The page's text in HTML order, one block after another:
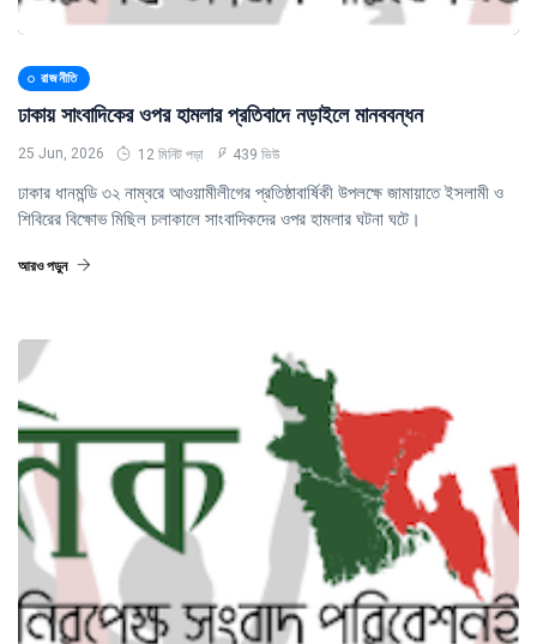
রাজনীতি
ঢাকায় সাংবাদিকের ওপর হামলার প্রতিবাদে নড়াইলে মানববন্ধন
25 Jun, 2026 12 মিনিট পড়া 439 ভিউ
ঢাকার ধানমন্ডি ৩২ নাম্বরে আওয়ামীলীগের প্রতিষ্ঠাবার্ষিকী উপলক্ষে জামায়াতে ইসলামী ও
শিবিরের বিক্ষোভ মিছিল চলাকালে সাংবাদিকদের ওপর হামলার ঘটনা ঘটে।
আরও পড়ুন